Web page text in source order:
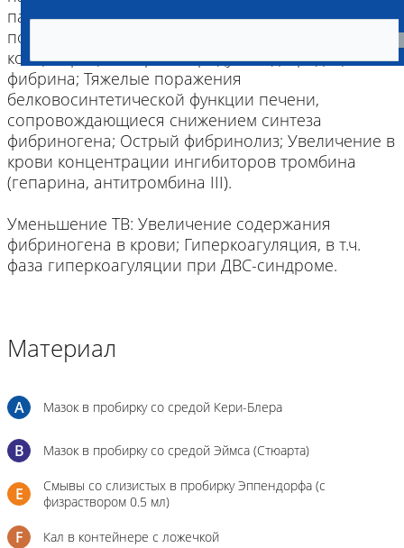
паракоагуляцией с нарушением процесса
полимеризации фибрина и нарастанием
концентрации в крови продуктов деградации
фибрина; Тяжелые поражения
белковосинтетической функции печени,
сопровождающиеся снижением синтеза
фибриногена; Острый фибринолиз; Увеличение в
крови концентрации ингибиторов тромбина
(гепарина, антитромбина III).
Уменьшение ТВ: Увеличение содержания
фибриногена в крови; Гиперкоагуляция, в т.ч.
фаза гиперкоагуляции при ДВС-синдроме.
Материал
A Мазок в пробирку со средой Кери-Блера
B Мазок в пробирку со средой Эймса (Стюарта)
E
Смывы со слизистых в пробирку Эппендорфа (с
физраствором 0.5 мл)
F Кал в контейнере с ложечкой